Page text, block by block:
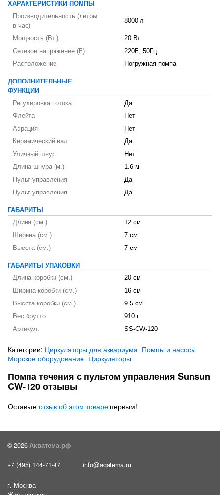
ХАРАКТЕРИСТИКИ ПОМПЫ
Производительность (литры
в час)
8000 л
Мощность (Вт.)
20 Вт
Сетевое напряжение (В)
220В, 50Гц
Расположение
Погружная помпа
ДОПОЛНИТЕЛЬНЫЕ
ФУНКЦИИ
Регулировка потока
Да
Флейта
Нет
Аэрация
Нет
Керамический вал
Да
Уличный шнур
Нет
Длина шнура (м.)
1.6 м
Пульт управления
Да
Пульт управления
Да
ГАБАРИТЫ
Длина (см.)
12 см
Ширина (см.)
7 см
Высота (см.)
7 см
ГАБАРИТЫ УПАКОВКИ
Длина коробки (см.)
20 см
Ширина коробки (см.)
16 см
Высота коробки (см.)
9.5 см
Вес брутто
910 г
Артикул:
SS-CW-120
Категории: Циркуляторы для аквариума Помпы и насосы
Морское оборудование Циркуляторы
Помпа течения с пультом управления Sunsun
CW-120 отзывы
Оставьте отзыв об этом товаре первым!
© 2026 Акватема.рф
+7 (495) 144-71-47 info@aqatema.ru
г. Москва